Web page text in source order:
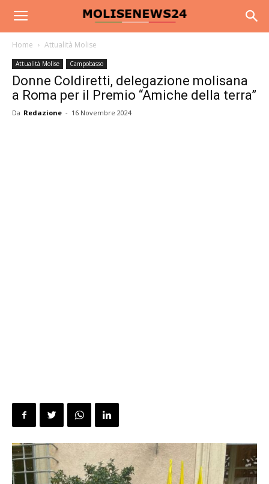
Home Attualità Molise
Attualità Molise Campobasso
Donne Coldiretti, delegazione molisana
a Roma per il Premio “Amiche della terra”
Da Redazione - 16 Novembre 2024